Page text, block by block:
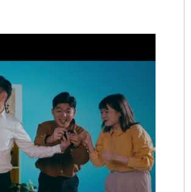
嘉義縣政府政風處於
扎根更為普及，帶動廉潔
競選及校園遊樂器材工程
發生的實際事件，帶出賄
果，讓孩子們能夠充分了